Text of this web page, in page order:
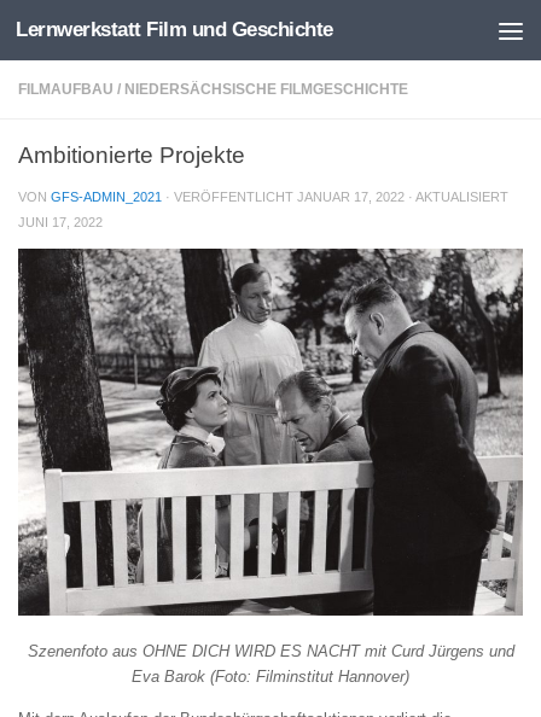
Zum Inhalt springen
Lernwerkstatt Film und Geschichte
FILMAUFBAU / NIEDERSÄCHSISCHE FILMGESCHICHTE
Ambitionierte Projekte
VON GFS-ADMIN_2021 · VERÖFFENTLICHT JANUAR 17, 2022 · AKTUALISIERT
JUNI 17, 2022
Szenenfoto aus OHNE DICH WIRD ES NACHT mit Curd Jürgens und
Eva Barok (Foto: Filminstitut Hannover)